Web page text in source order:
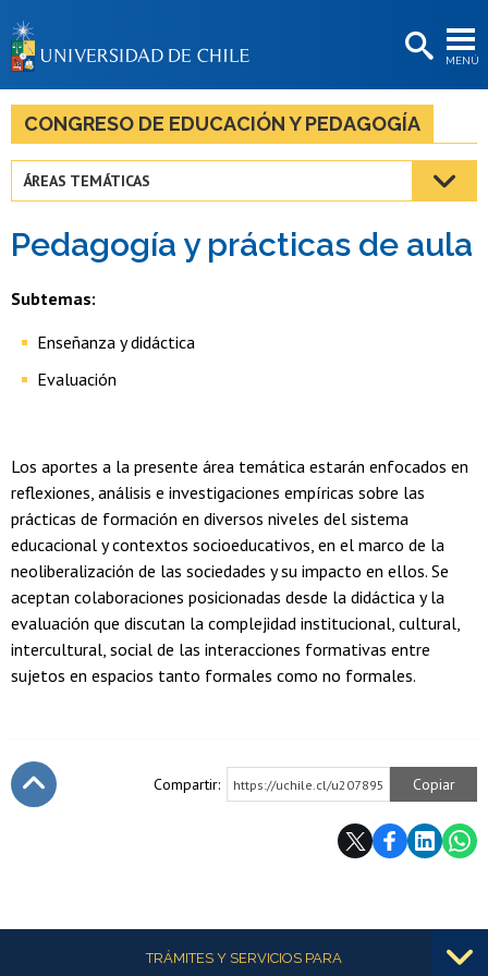
MENÚ
BIBLIOTECAS
LA UNIVERSIDAD
Estudiantes
Académicas/os
CONGRESO DE EDUCACIÓN Y PEDAGOGÍA
ÁREAS TEMÁTICAS
Pedagogía y prácticas de aula
Subtemas:
Enseñanza y didáctica
Evaluación
Los aportes a la presente área temática estarán enfocados en
reflexiones, análisis e investigaciones empíricas sobre las
prácticas de formación en diversos niveles del sistema
educacional y contextos socioeducativos, en el marco de la
neoliberalización de las sociedades y su impacto en ellos. Se
aceptan colaboraciones posicionadas desde la didáctica y la
evaluación que discutan la complejidad institucional, cultural,
intercultural, social de las interacciones formativas entre
sujetos en espacios tanto formales como no formales.
Compartir: https://uchile.cl/u207895 Copiar
Más informaciónTRÁMITES Y SERVICIOS PARA